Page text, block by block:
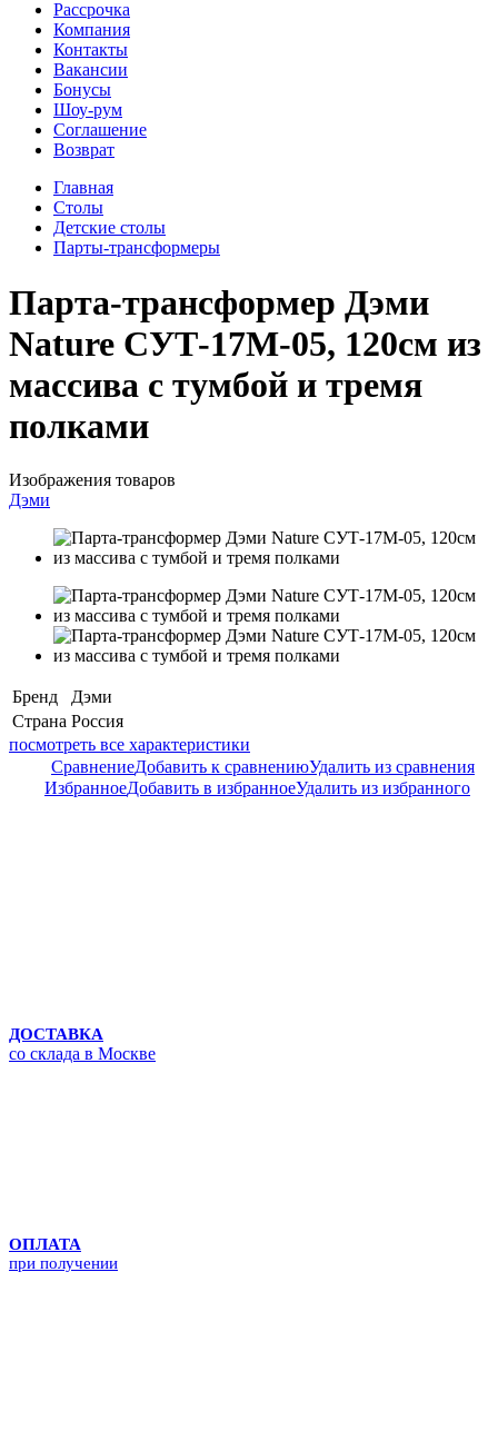
Рассрочка
Компания
Контакты
Вакансии
Бонусы
Шоу-рум
Соглашение
Возврат
Главная
Столы
Детские столы
Парты-трансформеры
Парта-трансформер Дэми
Nature СУТ-17М-05, 120см из
массива c тумбой и тремя
полками
Изображения товаров
Дэми
Бренд
Дэми
Страна Россия
посмотреть все характеристики
СравнениеДобавить к сравнениюУдалить из сравнения
ИзбранноеДобавить в избранноеУдалить из избранного
ДОСТАВКА
со склада в Москве
ОПЛАТА
при получении